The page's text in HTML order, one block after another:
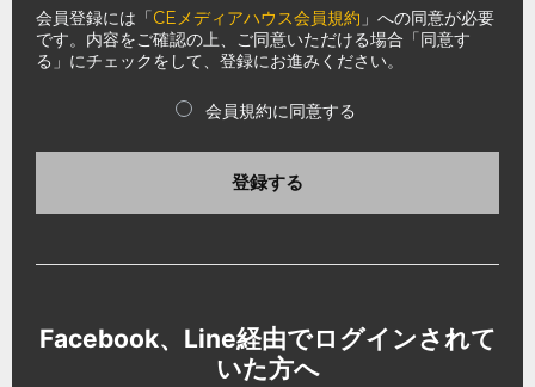
会員登録には「CEメディアハウス会員規約 」への同意が必要
です。内容をご確認の上、ご同意いただける場合「同意す
る」にチェックをして、登録にお進みください。
会員規約に同意する
登録する
Facebook、Line経由でログインされて
いた方へ